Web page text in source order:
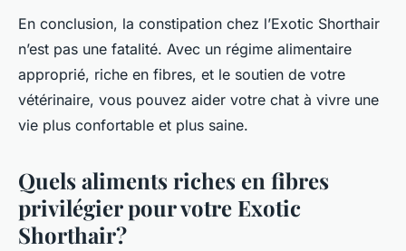
En conclusion, la constipation chez l’Exotic Shorthair
n’est pas une fatalité. Avec un régime alimentaire
approprié, riche en fibres, et le soutien de votre
vétérinaire, vous pouvez aider votre chat à vivre une
vie plus confortable et plus saine.
Quels aliments riches en fibres
privilégier pour votre Exotic
Shorthair?